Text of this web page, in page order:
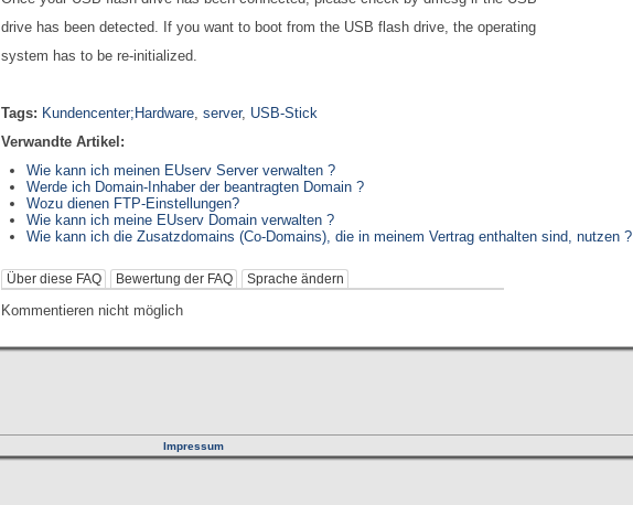
drive has been detected. If you want to boot from the USB flash drive, the operating
system has to be re-initialized.
Tags: Kundencenter;Hardware, server, USB-Stick
Verwandte Artikel:
Wie kann ich meinen EUserv Server verwalten ?
Werde ich Domain-Inhaber der beantragten Domain ?
Wozu dienen FTP-Einstellungen?
Wie kann ich meine EUserv Domain verwalten ?
Wie kann ich die Zusatzdomains (Co-Domains), die in meinem Vertrag enthalten sind, nutzen ?
Über diese FAQ Bewertung der FAQ Sprache ändern
Kommentieren nicht möglich
Impressum